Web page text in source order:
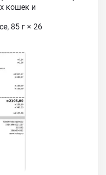
кошек и
85 г × 26